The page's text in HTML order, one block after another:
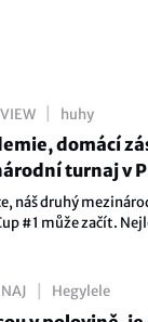
huhy
domácí
turnaj v
náš druhý
#1 může začít.
najednou!Hegylele